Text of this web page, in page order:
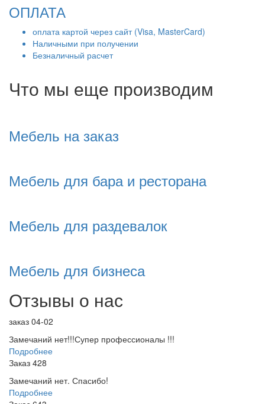
ОПЛАТА
оплата картой через сайт (Visa, MasterCard)
Наличными при получении
Безналичный расчет
Что мы еще производим
Мебель на заказ
Мебель для бара и ресторана
Мебель для раздевалок
Мебель для бизнеса
Отзывы о нас
заказ 04-02
Замечаний нет!!!Супер профессионалы !!!
Подробнее
Заказ 428
Замечаний нет. Спасибо!
Подробнее